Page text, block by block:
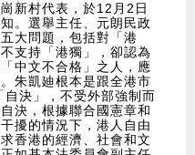
新村代表，於12月2日
。選舉主任、元朗民政
大問題，包括對「港
支持「港獨」，卻認為
中文不合格」之人，應
朱凱廸根本是跟全港市
決」，不受外部強制而
決，根據聯合國憲章和
擾的情況下，港人自由
香港的經濟、社會和文